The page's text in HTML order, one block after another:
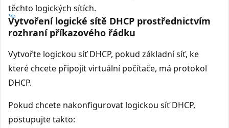
těchto logických sítích.
Vytvoření logické sítě DHCP prostřednictvím
rozhraní příkazového řádku
Vytvořte logickou síť DHCP, pokud základní síť, ke
které chcete připojit virtuální počítače, má protokol
DHCP.
Pokud chcete nakonfigurovat logickou síť DHCP,
postupujte takto: